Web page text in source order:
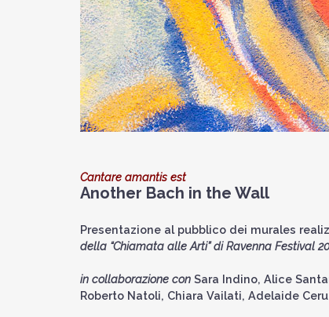
Cantare amantis est
Another Bach in the Wall
Presentazione al pubblico dei murales
della “Chiamata alle Arti” di Ravenna Festival
in collaborazione con Sara Indino, Alice
Roberto Natoli, Chiara Vailati, Adelaide